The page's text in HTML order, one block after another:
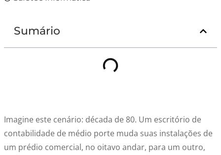
Sumário
Imagine este cenário: década de 80. Um escritório de
contabilidade de médio porte muda suas instalações de
um prédio comercial, no oitavo andar, para um outro,